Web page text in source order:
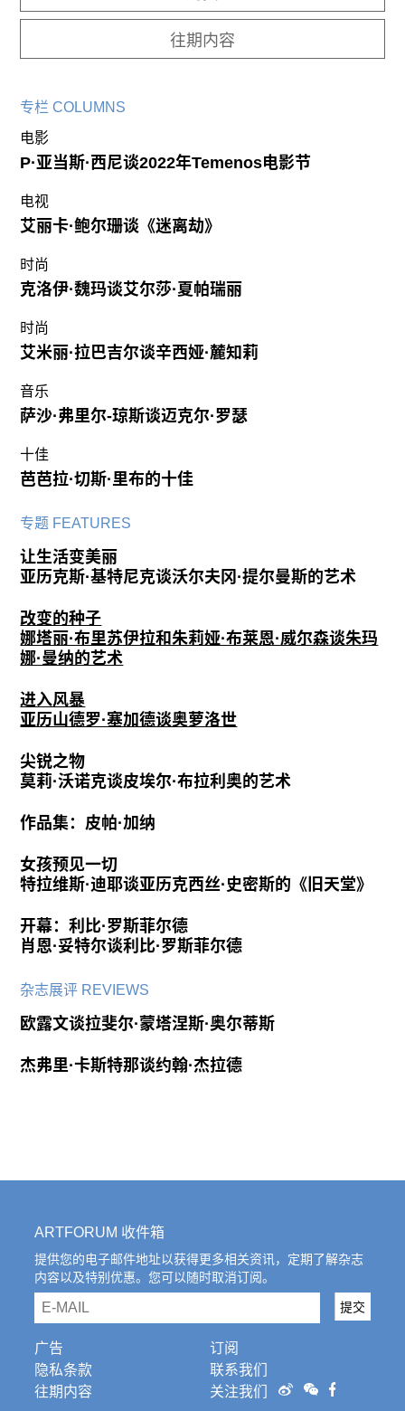
往期内容
专栏 COLUMNS
电影
P·亚当斯·西尼谈2022年Temenos电影节
电视
艾丽卡·鲍尔珊谈《迷离劫》
时尚
克洛伊·魏玛谈艾尔莎·夏帕瑞丽
时尚
艾米丽·拉巴吉尔谈辛西娅·麓知莉
音乐
萨沙·弗里尔-琼斯谈迈克尔·罗瑟
十佳
芭芭拉·切斯·里布的十佳
专题 FEATURES
让生活变美丽
亚历克斯·基特尼克谈沃尔夫冈·提尔曼斯的艺术
改变的种子
娜塔丽·布里苏伊拉和朱莉娅·布莱恩·威尔森谈朱玛
娜·曼纳的艺术
进入风暴
亚历山德罗·塞加德谈奥萝洛世
尖锐之物
莫莉·沃诺克谈皮埃尔·布拉利奥的艺术
作品集：皮帕·加纳
女孩预见一切
特拉维斯·迪耶谈亚历克西丝·史密斯的《旧天堂》
开幕：利比·罗斯菲尔德
肖恩·妥特尔谈利比·罗斯菲尔德
杂志展评 REVIEWS
欧露文谈拉斐尔·蒙塔涅斯·奥尔蒂斯
杰弗里·卡斯特那谈约翰·杰拉德
ARTFORUM 收件箱
提供您的电子邮件地址以获得更多相关资讯，定期了解杂志
内容以及特别优惠。您可以随时取消订阅。
email 提交
广告
隐私条款
往期内容
订阅
联系我们
关注我们